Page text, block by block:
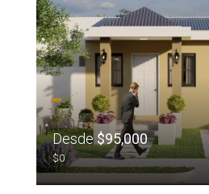
Desde $95,000
$0